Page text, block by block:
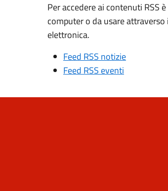
Per accedere ai contenuti RSS
computer o da usare
elettronica.
Feed RSS notizie
Feed RSS eventi